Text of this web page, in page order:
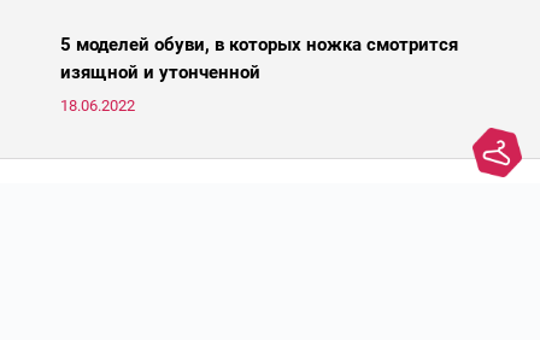
средств для молодости от Ксении Вебер, косметолога-эстетиста
и «эксперта идеальной кожи Intercharm 2020».
5 моделей обуви, в которых ножка смотрится
изящной и утонченной
18.06.2022